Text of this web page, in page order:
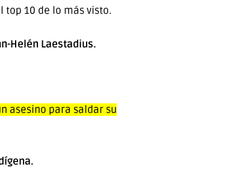
top 10 de lo más visto.
Helén Laestadius.
asesino para saldar su